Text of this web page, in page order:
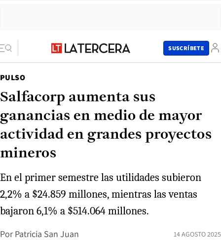
SUSCRÍBETE
PULSO
Salfacorp aumenta sus
ganancias en medio de mayor
actividad en grandes proyectos
mineros
En el primer semestre las utilidades subieron
2,2% a $24.859 millones, mientras las ventas
bajaron 6,1% a $514.064 millones.
Por Patricia San Juan 14 AGOSTO 2025